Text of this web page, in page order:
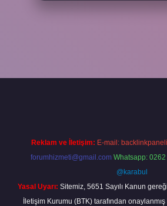
Reklam ve İletişim: E-mail:
forumhizmeti@gmail.com Whatsapp:
@karabul
Yasal Uyarı: Sitemiz, 5651 Sayılı Kanun
İletişim Kurumu (BTK) tarafından